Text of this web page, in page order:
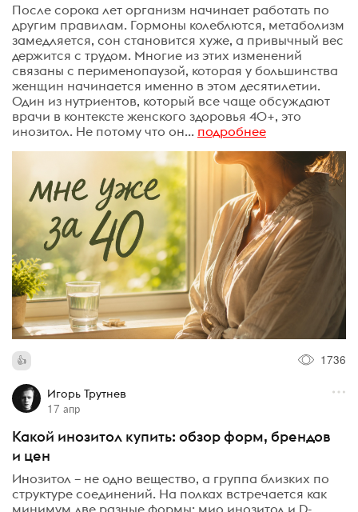
После сорока лет организм начинает работать по
другим правилам. Гормоны колеблются, метаболизм
замедляется, сон становится хуже, а привычный вес
держится с трудом. Многие из этих изменений
связаны с перименопаузой, которая у большинства
женщин начинается именно в этом десятилетии.
Один из нутриентов, который все чаще обсуждают
врачи в контексте женского здоровья 40+, это
инозитол. Не потому что он... подробнее
1736
Игорь Трутнев
17 апр
Какой инозитол купить: обзор форм, брендов
и цен
Инозитол – не одно вещество, а группа близких по
структуре соединений. На полках встречается как